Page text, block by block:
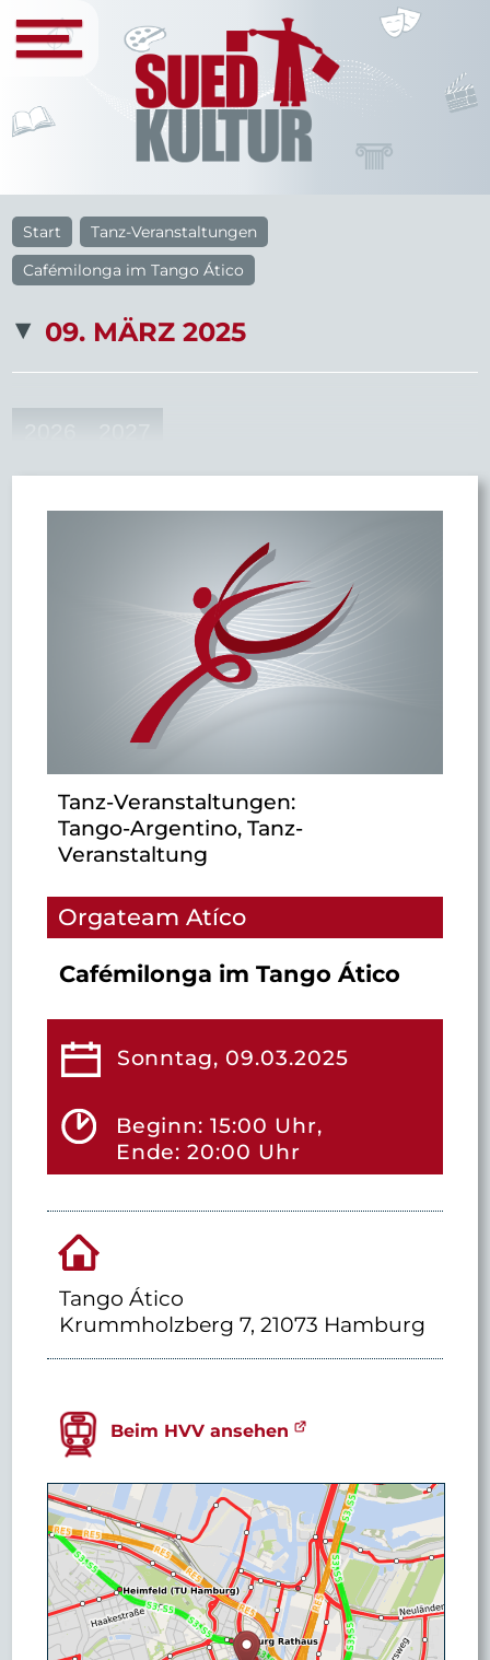
Start
Tanz-Veranstaltungen
Cafémilonga im Tango Ático
09. MÄRZ 2025
Tanz-Veranstaltungen:
Tango-Argentino, Tanz-
Veranstaltung
Orgateam Atíco
Cafémilonga im Tango Ático
Sonntag, 09.03.2025
Beginn: 15:00 Uhr,
Ende: 20:00 Uhr
Tango Ático
Krummholzberg 7, 21073 Hamburg
Beim HVV ansehen